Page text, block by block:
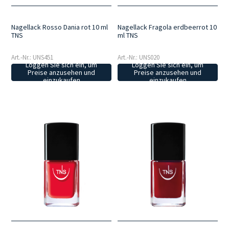
Nagellack Rosso Dania rot 10 ml
TNS
Art.-Nr.: UNS451
Loggen Sie sich ein, um
Preise anzusehen und
einzukaufen
Nagellack Fragola erdbeerrot 10
ml TNS
Art.-Nr.: UNS020
Loggen Sie sich ein, um
Preise anzusehen und
einzukaufen